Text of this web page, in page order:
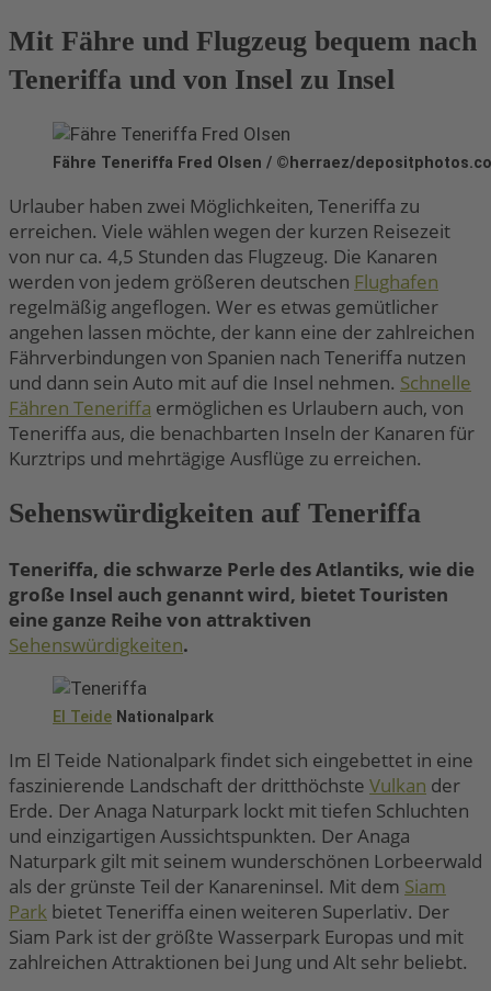
Mit Fähre und Flugzeug bequem nach
Teneriffa und von Insel zu Insel
Fähre Teneriffa Fred Olsen / ©herraez/
Urlauber haben zwei Möglichkeiten, Teneriffa zu
erreichen. Viele wählen wegen der kurzen Reisezeit
von nur ca. 4,5 Stunden das Flugzeug. Die Kanaren
werden von jedem größeren deutschen Flughafen
regelmäßig angeflogen. Wer es etwas gemütlicher
angehen lassen möchte, der kann eine der zahlreichen
Fährverbindungen von Spanien nach Teneriffa nutzen
und dann sein Auto mit auf die Insel nehmen. Schnelle
Fähren Teneriffa ermöglichen es Urlaubern auch, von
Teneriffa aus, die benachbarten Inseln der Kanaren für
Kurztrips und mehrtägige Ausflüge zu erreichen.
Sehenswürdigkeiten auf Teneriffa
Teneriffa, die schwarze Perle des Atlantiks, wie die
große Insel auch genannt wird, bietet Touristen
eine ganze Reihe von attraktiven
Sehenswürdigkeiten.
El Teide Nationalpark
Im El Teide Nationalpark findet sich eingebettet in eine
faszinierende Landschaft der dritthöchste Vulkan der
Erde. Der Anaga Naturpark lockt mit tiefen Schluchten
und einzigartigen Aussichtspunkten. Der Anaga
Naturpark gilt mit seinem wunderschönen Lorbeerwald
als der grünste Teil der Kanareninsel. Mit dem Siam
Park bietet Teneriffa einen weiteren Superlativ. Der
Siam Park ist der größte Wasserpark Europas und mit
zahlreichen Attraktionen bei Jung und Alt sehr beliebt.